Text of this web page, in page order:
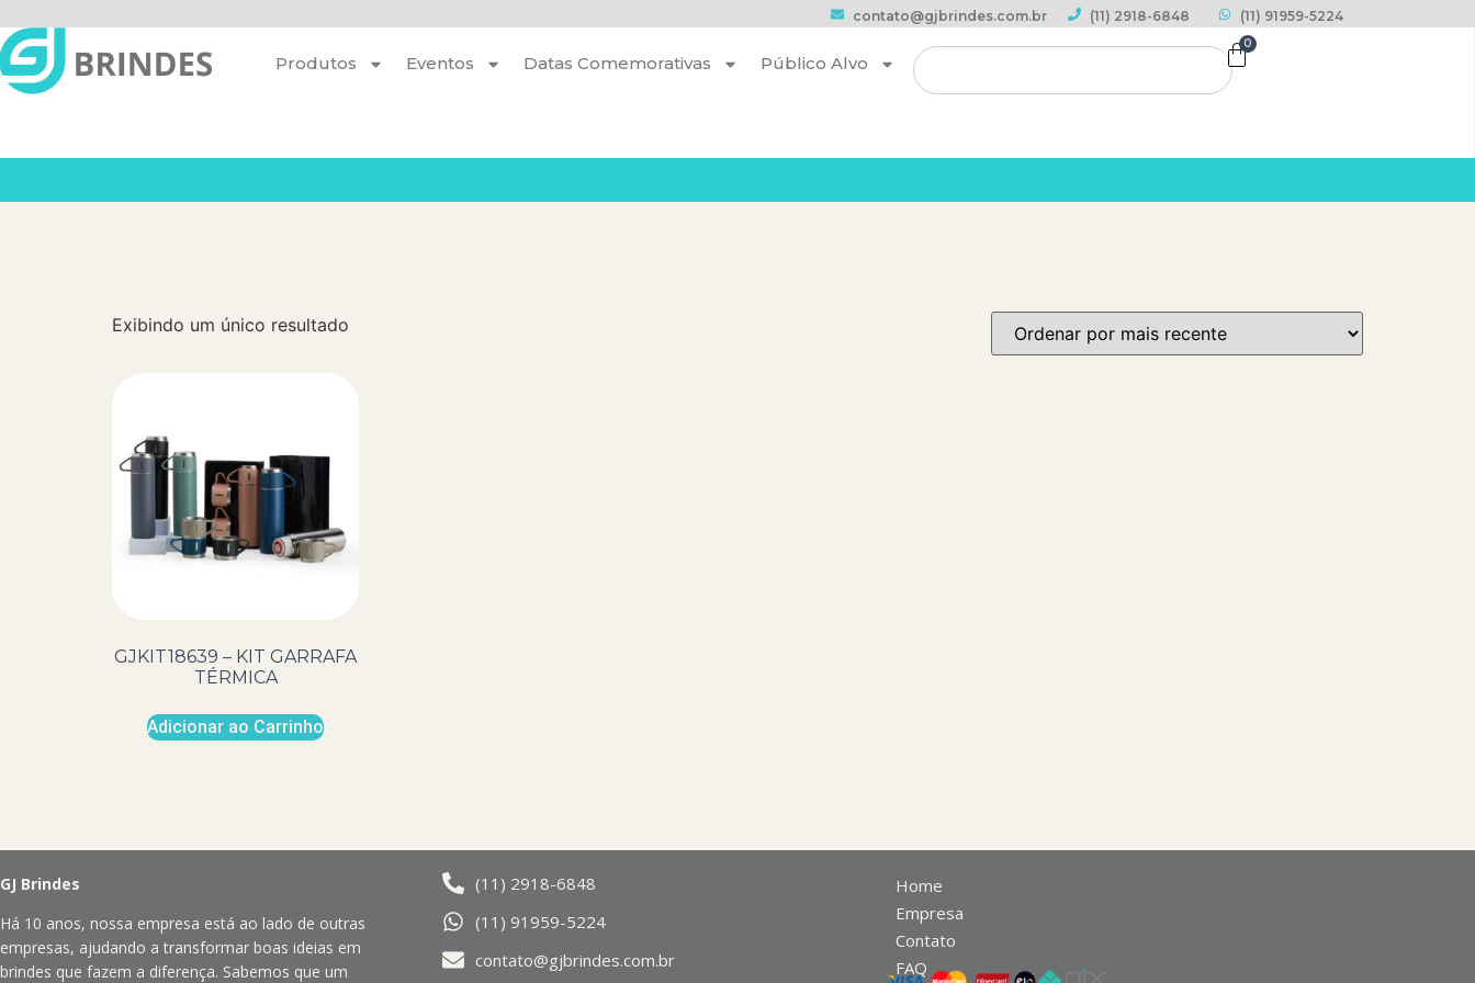
contato@gjbrindes.com.br (11) 2918-6848 (11) 91959-5224
Produtos Eventos Datas Comemorativas Público Alvo
0
Exibindo um único resultado
GJKIT18639 – KIT GARRAFA
TÉRMICA
Adicionar ao Carrinho
GJ Brindes
Há 10 anos, nossa empresa está ao lado de outras
empresas, ajudando a transformar boas ideias em
brindes que fazem a diferença. Sabemos que um
(11) 2918-6848
(11) 91959-5224
contato@gjbrindes.com.br
Home
Empresa
Contato
FAQ